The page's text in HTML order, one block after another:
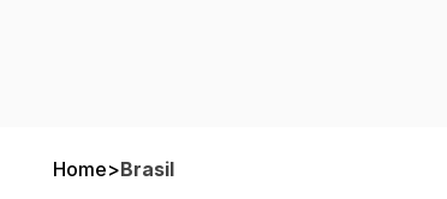
Home>Brasil